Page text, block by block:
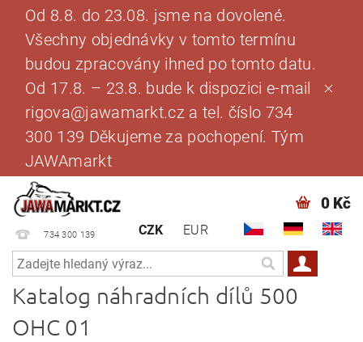
Od 8.8. do 23.08. jsme na dovolené.
Všechny objednávky v tomto termínu
budou zpracovány ihned po tomto datu.
Od 17.8. – 23.8. bude k dispozici e-mail
rigova@jawamarkt.cz a tel. číslo 734
300 139 Děkujeme za pochopení. Tým
JAWAmarkt
734 300 139 CZK EUR
0 Kč
Katalog náhradních dílů 500
OHC 01